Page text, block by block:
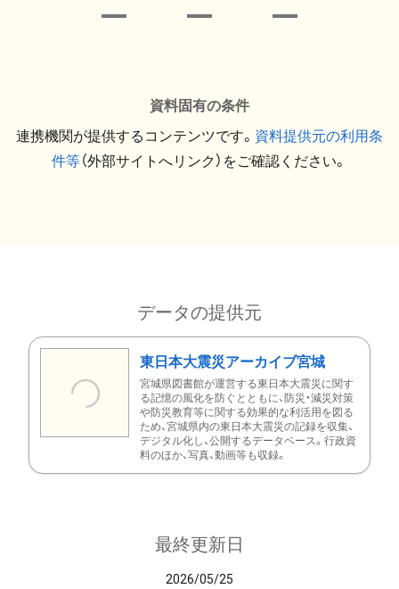
資料固有の条件
連携機関が提供するコンテンツです。 資料提供元の利用条
件等（外部サイトへリンク）をご確認ください。
データの提供元
東日本大震災アーカイブ宮城
宮城県図書館が運営する東日本大震災に関す
る記憶の風化を防ぐとともに、防災・減災対策
や防災教育等に関する効果的な利活用を図る
ため、宮城県内の東日本大震災の記録を収集、
デジタル化し、公開するデータベース。行政資
料のほか、写真、動画等も収録。
最終更新日
2026/05/25